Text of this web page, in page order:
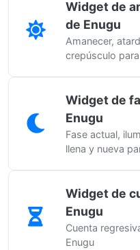
Widget de
de Enugu
Amanecer,
crepúsculo
Widget de
Enugu
Fase actual,
llena y nueva
Widget de
Enugu
Cuenta
Enugu